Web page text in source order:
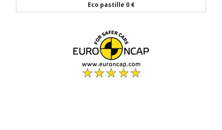
Eco pastille 0 €